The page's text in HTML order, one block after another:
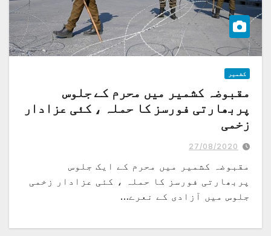
کشمیر
مقبوضہ کشمیر میں محرم کے جلوس
پربھارتی فورسز کا حملہ ، کئی عزادار
زخمی
27/08/2020
مقبوضہ کشمیر میں محرم کے ایک جلوس
پربھارتی فورسز کا حملہ ، کئی عزادار زخمی
جلوس میں آزادی کے نعرے…